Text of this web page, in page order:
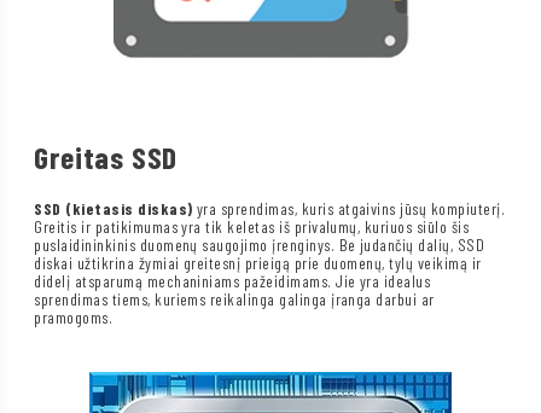
Greitas SSD
SSD (kietasis diskas) yra sprendimas, kuris atgaivins jūsų kompiuterį.
Greitis ir patikimumas yra tik keletas iš privalumų, kuriuos siūlo šis
puslaidininkinis duomenų saugojimo įrenginys. Be judančių dalių, SSD
diskai užtikrina žymiai greitesnį prieigą prie duomenų, tylų veikimą ir
didelį atsparumą mechaniniams pažeidimams. Jie yra idealus
sprendimas tiems, kuriems reikalinga galinga įranga darbui ar
pramogoms.